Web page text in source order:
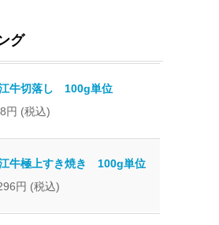
牛切落し 100g単位
円 (税込)
牛極上すき焼き 100g単位
円 (税込)